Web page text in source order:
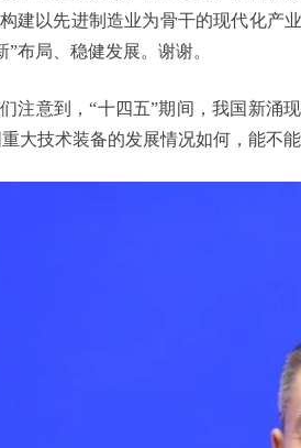
建以先进制造业为骨干的现代化产
布局、稳健发展。谢谢。
注意到，“十四五”期间，我国新涌
大技术装备的发展情况如何，能不